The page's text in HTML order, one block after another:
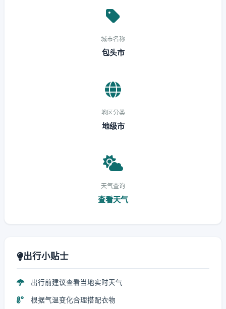
城市名称
包头市
地区分类
地级市
天气查询
查看天气
出行小贴士
出行前建议查看当地实时天气
根据气温变化合理搭配衣物